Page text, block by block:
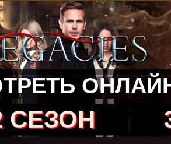
СЕЗОН